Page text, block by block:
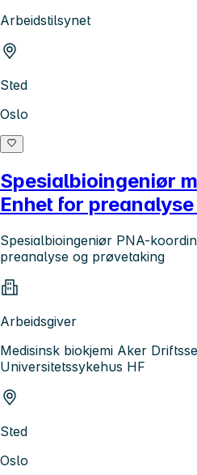
Arbeidstilsynet
Sted
Oslo
Spesialbioingeniør
Enhet for
Spesialbioingeniør PNA-
preanalyse og prøvetaking
Arbeidsgiver
Medisinsk biokjemi Aker
Universitetssykehus HF
Sted
Oslo